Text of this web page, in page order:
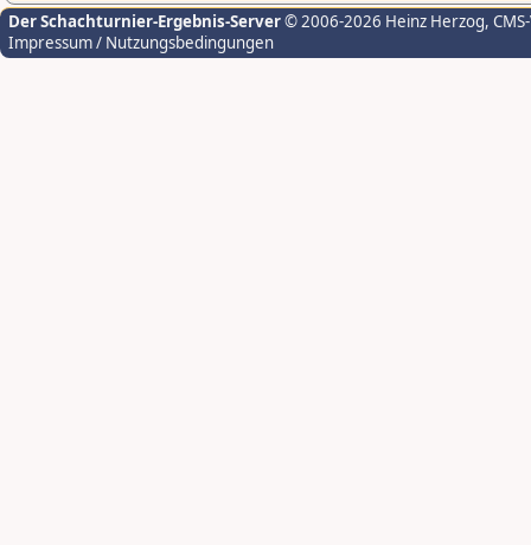
Der Schachturnier-Ergebnis-Server© 2006-2026 Heinz Herzog,
Impressum / Nutzungsbedingungen